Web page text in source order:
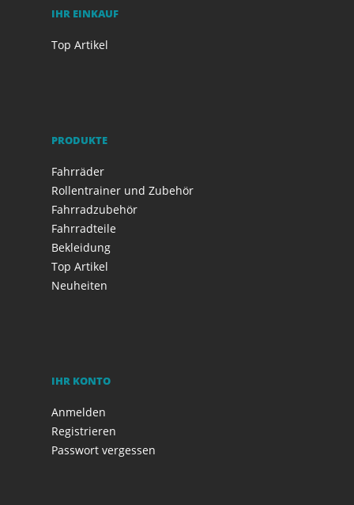
IHR EINKAUF
Top Artikel
PRODUKTE
Fahrräder
Rollentrainer und Zubehör
Fahrradzubehör
Fahrradteile
Bekleidung
Top Artikel
Neuheiten
IHR KONTO
Anmelden
Registrieren
Passwort vergessen